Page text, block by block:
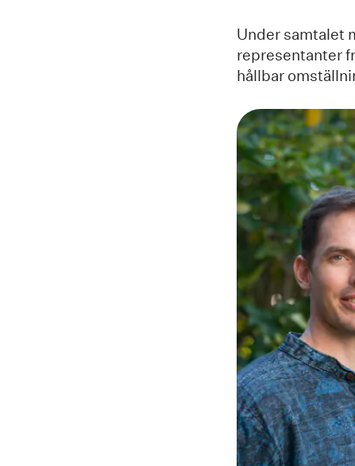
Under samtalet
representanter
hållbar